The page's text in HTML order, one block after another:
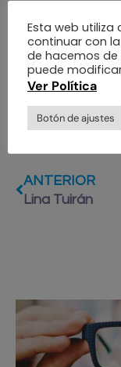
ANTERIOR
Lina Tuirán
Esta web utiliza
continuar con
de hacemos de
puede
Ver Política
Botón de ajustes